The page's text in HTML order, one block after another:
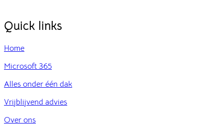
Quick links
Home
Microsoft 365
Alles onder één dak
Vrijblijvend advies
Over ons